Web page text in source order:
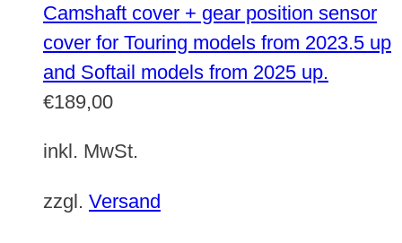
Camshaft cover + gear position sensor
cover for Touring models from 2023.5 up
and Softail models from 2025 up.
€189,00
inkl. MwSt.
zzgl. Versand